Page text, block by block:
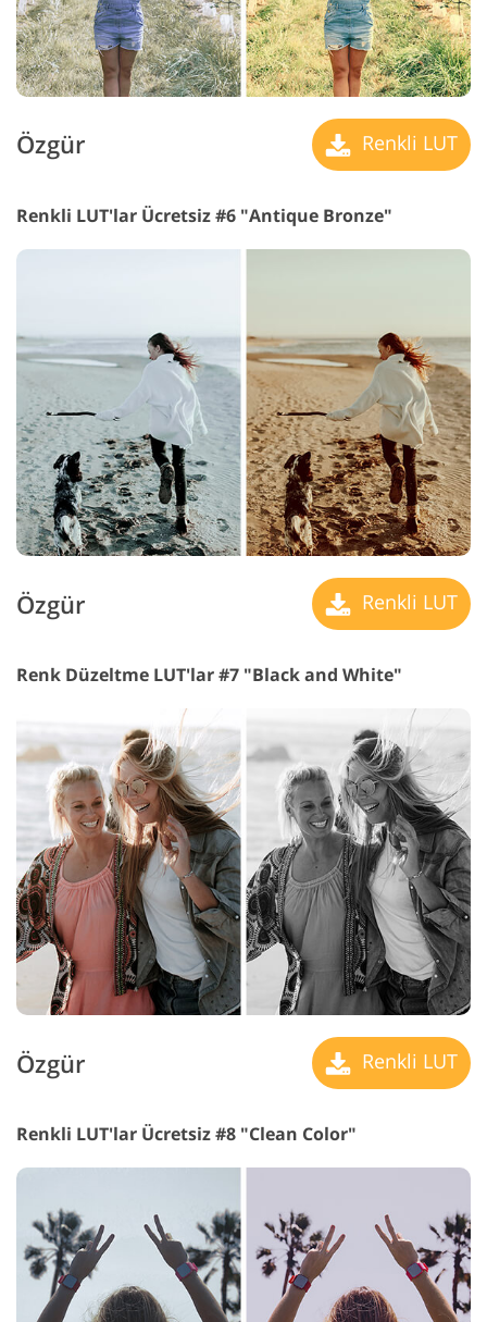
Özgür Renkli LUT
Renkli LUT'lar Ücretsiz #6 "Antique Bronze"
Özgür Renkli LUT
Renk Düzeltme LUT'lar #7 "Black and White"
Özgür Renkli LUT
Renkli LUT'lar Ücretsiz #8 "Clean Color"